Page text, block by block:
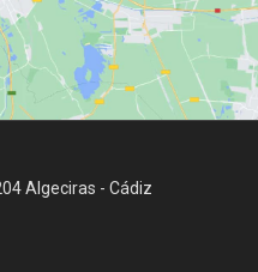
Algeciras - Cádiz